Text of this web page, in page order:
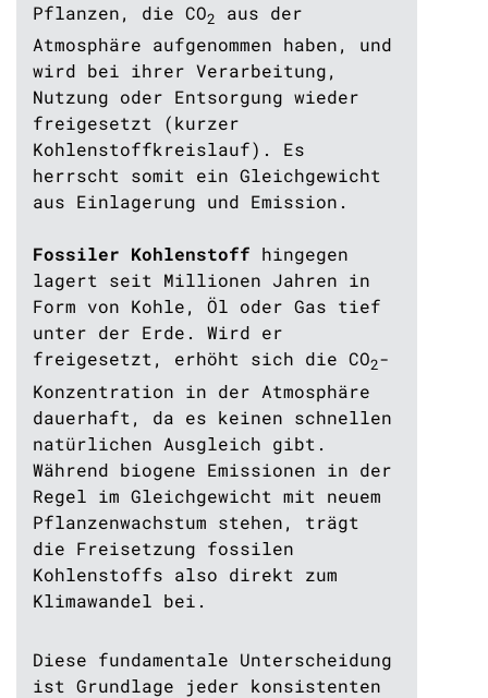
Pflanzen, die CO2
aus der
Atmosphäre aufgenommen haben, und
wird bei ihrer Verarbeitung,
Nutzung oder Entsorgung wieder
freigesetzt (kurzer
Kohlenstoffkreislauf).
Es
herrscht somit ein Gleichgewicht
aus Einlagerung und Emission.
Fossiler Kohlenstoff hingegen
lagert seit Millionen Jahren in
Form von Kohle, Öl oder Gas tief
unter der Erde. Wird er
freigesetzt, erhöht sich die CO2-
Konzentration in der Atmosphäre
dauerhaft, da es keinen schnellen
natürlichen Ausgleich gibt.
Während biogene Emissionen in der
Regel im Gleichgewicht mit neuem
Pflanzenwachstum stehen, trägt
die Freisetzung fossilen
Kohlenstoffs also direkt zum
Klimawandel bei.
Diese fundamentale Unterscheidung
ist Grundlage jeder konsistenten